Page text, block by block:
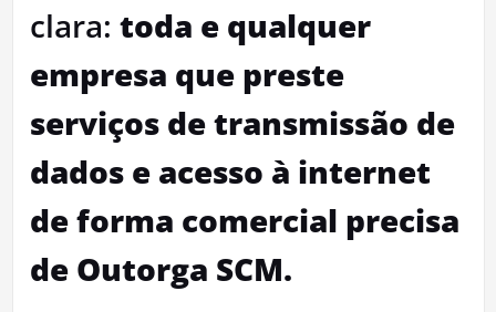
clara: toda e qualquer
empresa que preste
serviços de transmissão de
dados e acesso à internet
de forma comercial precisa
de Outorga SCM.